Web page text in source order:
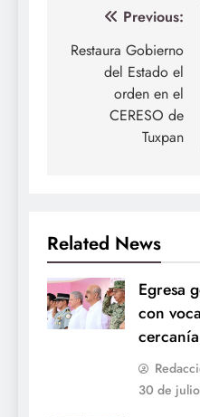
Navegación
de
entradas
Previous:
Restaura Gobierno
del Estado el
orden en el
CERESO de
Tuxpan
Related News
Egresa
con
30 de